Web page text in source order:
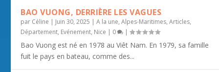
BAO VUONG, DERRIÈRE LES VAGUES
par Céline | Juin 30, 2025 |A la une,Alpes-Maritimes,Articles,
Département, Evénement, Nice | 0 |
Bao Vuong est né en 1978 au Viêt Nam. En 1979, sa famille
fuit le pays en bateau, comme des...